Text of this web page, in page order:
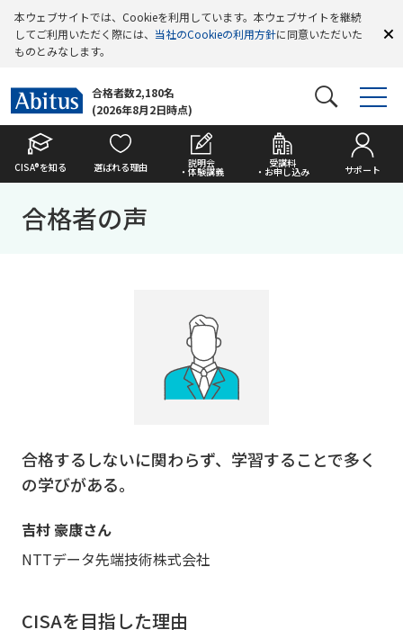
本ウェブサイトでは、Cookieを利用しています。本ウェブサイトを継続
してご利用いただく際には、 当社のCookieの利用方針に同意いただいた
ものとみなします。
合格者数2,180名
(2026年8月2日時点)
CISA®を知る 選ばれる理由 説明会
・体験講義
受講料
・お申し込み サポート
合格者の声
合格するしないに関わらず、学習することで多く
の学びがある。
吉村 豪康さん
NTTデータ先端技術株式会社
CISAを目指した理由